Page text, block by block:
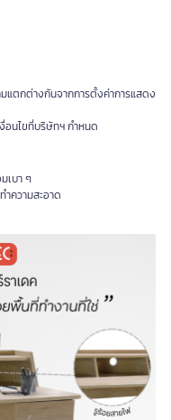
ตกต่างกันจากการตั้งค่าการแสดง
อนไขที่บริษัทฯ กำหนด
เบา ๆ
ำความสะอาด